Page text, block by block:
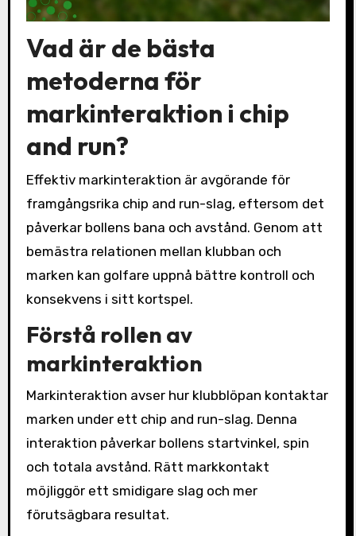
Vad är de bästa
metoderna för
markinteraktion i chip
and run?
Effektiv markinteraktion är avgörande för
framgångsrika chip and run-slag, eftersom det
påverkar bollens bana och avstånd. Genom att
bemästra relationen mellan klubban och
marken kan golfare uppnå bättre kontroll och
konsekvens i sitt kortspel.
Förstå rollen av
markinteraktion
Markinteraktion avser hur klubblöpan kontaktar
marken under ett chip and run-slag. Denna
interaktion påverkar bollens startvinkel, spin
och totala avstånd. Rätt markkontakt
möjliggör ett smidigare slag och mer
förutsägbara resultat.